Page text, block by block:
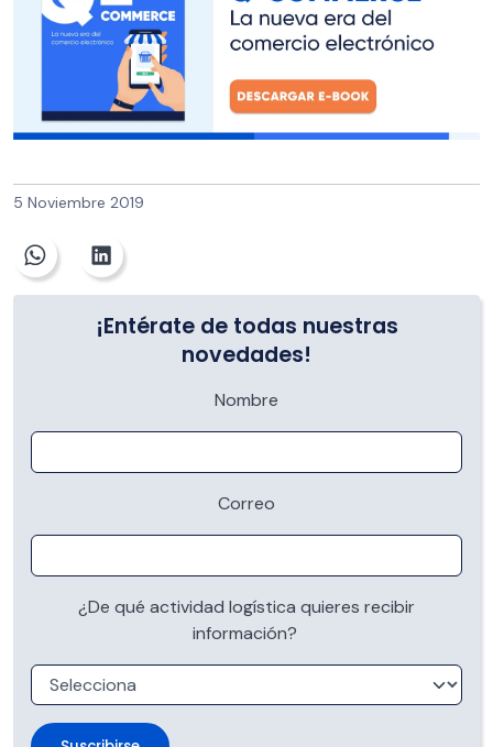
5 Noviembre 2019
¡Entérate de todas nuestras
novedades!
Nombre
Correo
¿De qué actividad logística quieres recibir
información?